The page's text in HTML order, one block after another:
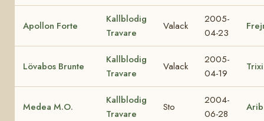
Apollon Forte
Kallblodig
Travare
Valack
2005-
04-23
Lövabos Brunte
Kallblodig
Travare
Valack
2005-
04-19
Medea M.O.
Kallblodig
Travare
Sto
2004-
06-28